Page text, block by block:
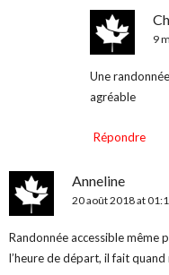
9
Une
agréable
Répondre
Anneline
20 août 2018 at
Randonnée accessible même
l’heure de départ, il fait